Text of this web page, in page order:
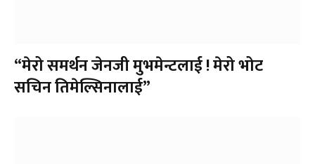
“मेरो समर्थन जेनजी मुभमेन्टलाई ! मेरो भोट
सचिन तिमेल्सिनालाई”